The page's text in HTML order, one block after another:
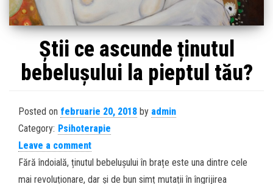
Știi ce ascunde ținutul
bebelușului la pieptul tău?
Posted on februarie 20, 2018 by admin
Category: Psihoterapie
Leave a comment
Fără îndoială, ținutul bebelușului în brațe este una dintre cele
mai revoluționare, dar și de bun simț mutații în îngrijirea